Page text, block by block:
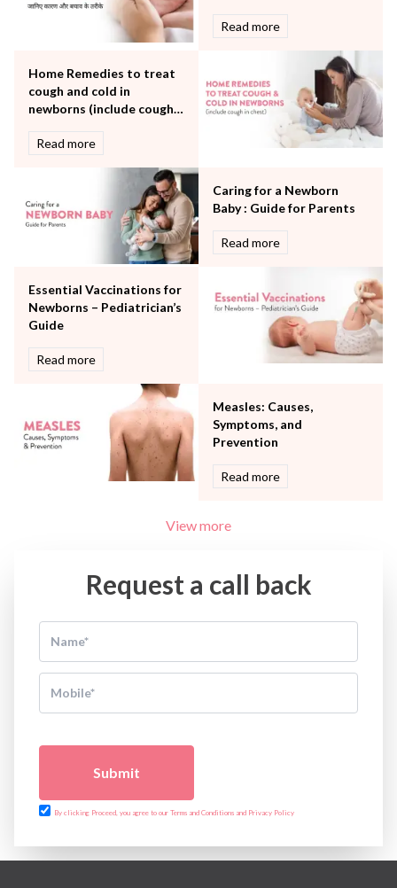
Neurology
Other Services
Pulmonology
Rheumatology
Robotic Precision
Surgery
The Oncology Centre
Urology
Water Birthing
Women Wellness
Read more
Home Remedies to treat
cough and cold in
newborns (include cough
Read more
Caring for a Newborn
Baby : Guide for Parents
Read more
Essential Vaccinations for
Newborns – Pediatrician’s
Guide
Read more
Measles: Causes,
Symptoms, and
Prevention
Read more
View more
Request a call back
Submit
By clicking Proceed, you agree to our Terms and Conditions and Privacy Policy